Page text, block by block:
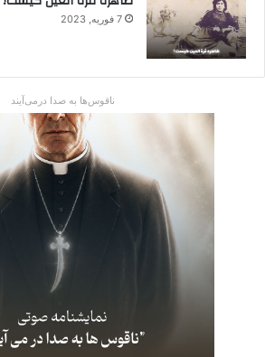
7 فوریه, 2023
ناقوس‌ها به صدا در‌می‌آیند